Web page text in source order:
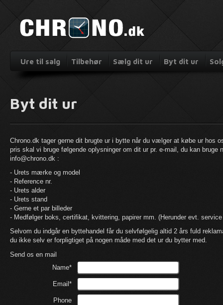
Ure til salg Tilbehør Sælg dit ur Byt dit ur
Byt dit ur
Chrono.dk tager gerne dit brugte ur i bytte når du vælger at købe ur hos
pris skal vi bruge følgende oplysninger om dit ur pr. e-mail, du kan bruge
info@chrono.dk :
- Urets mærke og model
- Reference nr.
- Urets alder
- Urets stand
- Gerne et par billeder
- Medfølger boks, certifikat, kvittering, papirer mm. (Herunder evt. service
Selvom du indgår en byttehandel får du selvfølgelig altid 2 års fuld
du ikke selv er forpligtiget på nogen måde med det ur du bytter med.
Send os en mail
Name*
Email*
Phone